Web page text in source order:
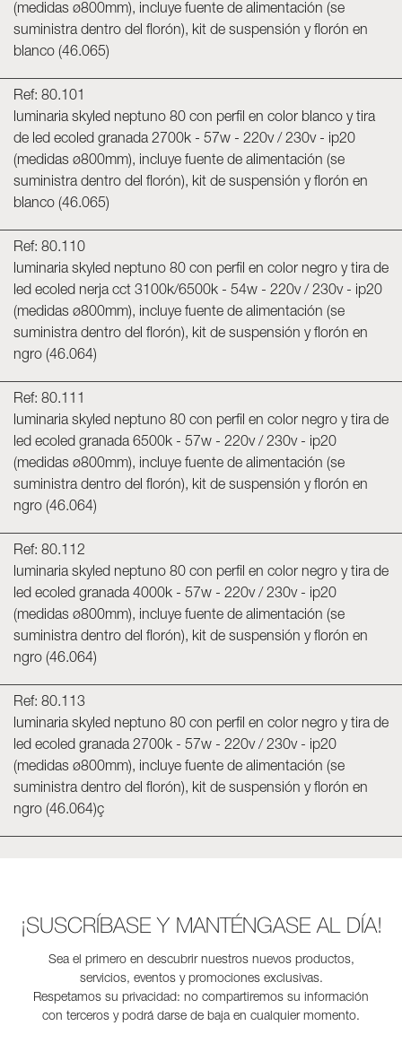
(medidas ø800mm), incluye fuente de alimentación (se
suministra dentro del florón), kit de suspensión y florón en
blanco (46.065)
Ref: 80.101
luminaria skyled neptuno 80 con perfil en color blanco y tira
de led ecoled granada 2700k - 57w - 220v / 230v - ip20
(medidas ø800mm), incluye fuente de alimentación (se
suministra dentro del florón), kit de suspensión y florón en
blanco (46.065)
Ref: 80.110
luminaria skyled neptuno 80 con perfil en color negro y tira de
led ecoled nerja cct 3100k/6500k - 54w - 220v / 230v - ip20
(medidas ø800mm), incluye fuente de alimentación (se
suministra dentro del florón), kit de suspensión y florón en
ngro (46.064)
Ref: 80.111
luminaria skyled neptuno 80 con perfil en color negro y tira de
led ecoled granada 6500k - 57w - 220v / 230v - ip20
(medidas ø800mm), incluye fuente de alimentación (se
suministra dentro del florón), kit de suspensión y florón en
ngro (46.064)
Ref: 80.112
luminaria skyled neptuno 80 con perfil en color negro y tira de
led ecoled granada 4000k - 57w - 220v / 230v - ip20
(medidas ø800mm), incluye fuente de alimentación (se
suministra dentro del florón), kit de suspensión y florón en
ngro (46.064)
Ref: 80.113
luminaria skyled neptuno 80 con perfil en color negro y tira de
led ecoled granada 2700k - 57w - 220v / 230v - ip20
(medidas ø800mm), incluye fuente de alimentación (se
suministra dentro del florón), kit de suspensión y florón en
ngro (46.064)ç
¡SUSCRÍBASE Y MANTÉNGASE AL DÍA!
Sea el primero en descubrir nuestros nuevos productos,
servicios, eventos y promociones exclusivas.
Respetamos su privacidad: no compartiremos su información
con terceros y podrá darse de baja en cualquier momento.